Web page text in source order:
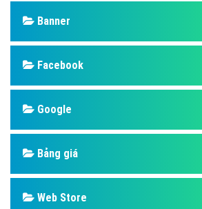
Banner
Facebook
Google
Bảng giá
Web Store